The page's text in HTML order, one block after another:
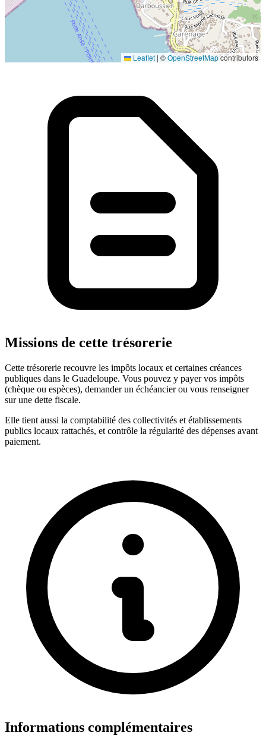
Leaflet | ©OpenStreetMapcontributors
Missions de cette trésorerie
Cette trésorerie recouvre les impôts locaux et certaines créances
publiques dans le Guadeloupe. Vous pouvez y payer vos impôts
(chèque ou espèces), demander un échéancier ou vous renseigner
sur une dette fiscale.
Elle tient aussi la comptabilité des collectivités et établissements
publics locaux rattachés, et contrôle la régularité des dépenses avant
paiement.
Informations complémentaires